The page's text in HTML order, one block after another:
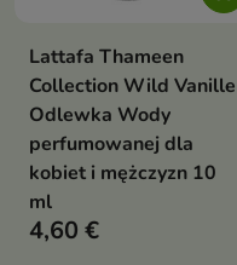
Lattafa Thameen
Collection Wild Vanille
Odlewka Wody
perfumowanej dla
kobiet i mężczyzn 10
ml
4,60 €